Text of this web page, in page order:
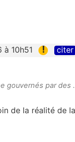
à 10h51 ! citer
gouvernés par des
de la réalité de